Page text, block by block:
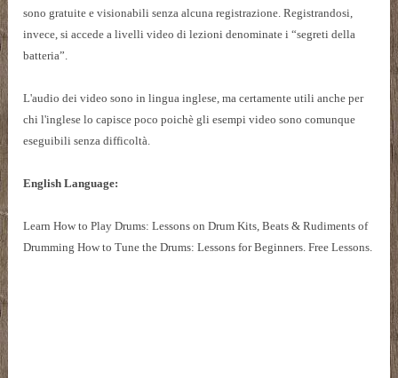
sono gratuite e visionabili senza alcuna registrazione. Registrandosi,
invece, si accede a livelli video di lezioni denominate i “segreti della
batteria”.
L'audio dei video sono in lingua inglese, ma certamente utili anche per
chi l'inglese lo capisce poco poichè gli esempi video sono comunque
eseguibili senza difficoltà.
English Language:
Learn How to Play Drums: Lessons on Drum Kits, Beats & Rudiments of
Drumming How to Tune the Drums: Lessons for Beginners. Free Lessons.